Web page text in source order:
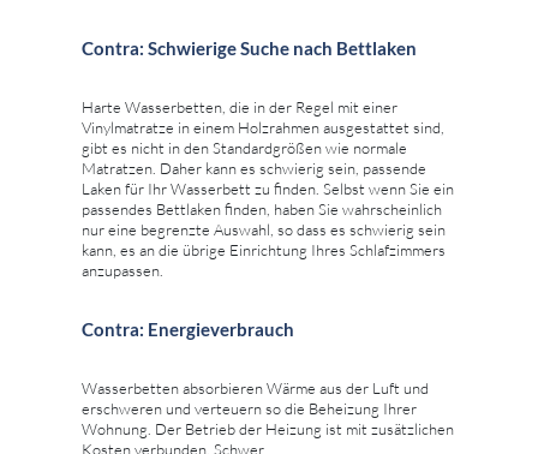
Contra: Schwierige Suche nach Bettlaken
Harte Wasserbetten, die in der Regel mit einer
Vinylmatratze in einem Holzrahmen ausgestattet sind,
gibt es nicht in den Standardgrößen wie normale
Matratzen. Daher kann es schwierig sein, passende
Laken für Ihr Wasserbett zu finden. Selbst wenn Sie ein
passendes Bettlaken finden, haben Sie wahrscheinlich
nur eine begrenzte Auswahl, so dass es schwierig sein
kann, es an die übrige Einrichtung Ihres Schlafzimmers
anzupassen.
Contra: Energieverbrauch
Wasserbetten absorbieren Wärme aus der Luft und
erschweren und verteuern so die Beheizung Ihrer
Wohnung. Der Betrieb der Heizung ist mit zusätzlichen
Kosten verbunden. Schwer